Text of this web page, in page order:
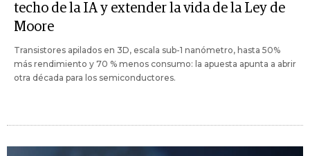
techo de la IA y extender la vida de la Ley de
Moore
Transistores apilados en 3D, escala sub-1 nanómetro, hasta 50%
más rendimiento y 70 % menos consumo: la apuesta apunta a abrir
otra década para los semiconductores.